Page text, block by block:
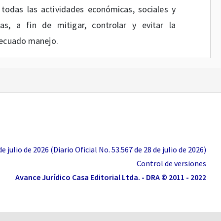
las actividades económicas, sociales y
a fin de mitigar, controlar y evitar la
manejo.
en virtud de la emergencia sanitaria
19, y el mantenimiento del orden público
a las señaladas en el artículo5odel Decreto
julio de 2026 (Diario Oficial No. 53.567 de 28 de julio de 2026)
Control de versiones
Avance Jurídico Casa Editorial Ltda. - DRA © 2011 - 2022